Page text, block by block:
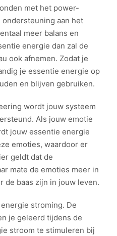
met het power-
aan het
meer balans en
energie dan zal de
ook afnemen. Zodat je
je essentie energie op
en blijven gebruiken.
wordt jouw systeem
Als jouw emotie
jouw essentie energie
emoties, waardoor er
geldt dat de
mate de emoties meer in
de baas zijn in jouw leven.
stroming. De
je geleerd tijdens de
stroom te stimuleren bij